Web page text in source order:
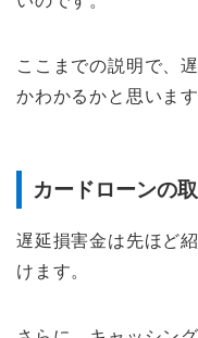
ここまでの説明で、
かわかるかと思います
カードローンの
遅延損害金は先ほど
けます。